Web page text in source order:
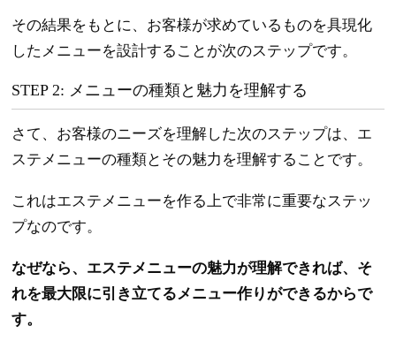
その結果をもとに、お客様が求めているものを具現化
したメニューを設計することが次のステップです。
STEP 2: メニューの種類と魅力を理解する
さて、お客様のニーズを理解した次のステップは、エ
ステメニューの種類とその魅力を理解することです。
これはエステメニューを作る上で非常に重要なステッ
プなのです。
なぜなら、エステメニューの魅力が理解できれば、そ
れを最大限に引き立てるメニュー作りができるからで
す。